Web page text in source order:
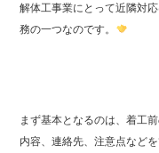
解体工事業にとって近隣対
務の一つなのです。
まず基本となるのは、着工
内容、連絡先、注意点など